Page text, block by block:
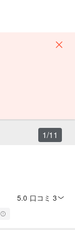
5.0 口コミ 3
1/11